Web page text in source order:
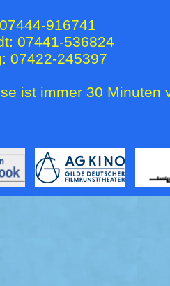
916741
07441-536824
07422-245397
ist immer 30 Minuten